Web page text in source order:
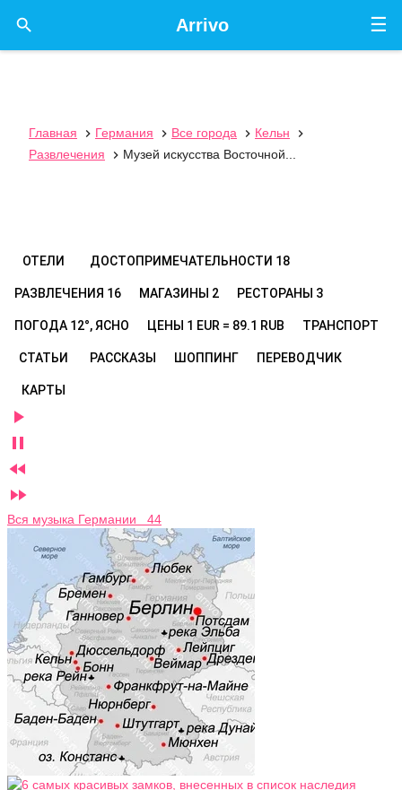
☰
Arrivo

Главная  Германия  Все города  Кельн

Развлечения
 Музей искусства Восточной...
ОТЕЛИ ДОСТОПРИМЕЧАТЕЛЬНОСТИ 18
РАЗВЛЕЧЕНИЯ 16 МАГАЗИНЫ 2 РЕСТОРАНЫ 3
ПОГОДА 12°, ЯСНО ЦЕНЫ 1 EUR = 89.1 RUB ТРАНСПОРТ
СТАТЬИ РАССКАЗЫ ШОППИНГ ПЕРЕВОДЧИК
КАРТЫ




Вся музыка Германии 44